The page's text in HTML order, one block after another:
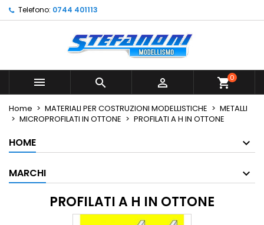
Telefono: 0744 401113
   shopping_cart0
Home MATERIALI PER COSTRUZIONI MODELLISTICHE
METALLI
MICROPROFILATI IN OTTONE
PROFILATI A H IN OTTONE
HOME
MARCHI
PROFILATI A H IN OTTONE
Le mie liste di desideri ×
Crea nuova lista
((modalTitle)) ×
((confirmMessage))
((cancelText)) ((modalDeleteText))
Crea lista dei desideri ×
Annulla Crea lista dei desideri
Accedi ×
Devi avere effettuato l'accesso per salvare dei